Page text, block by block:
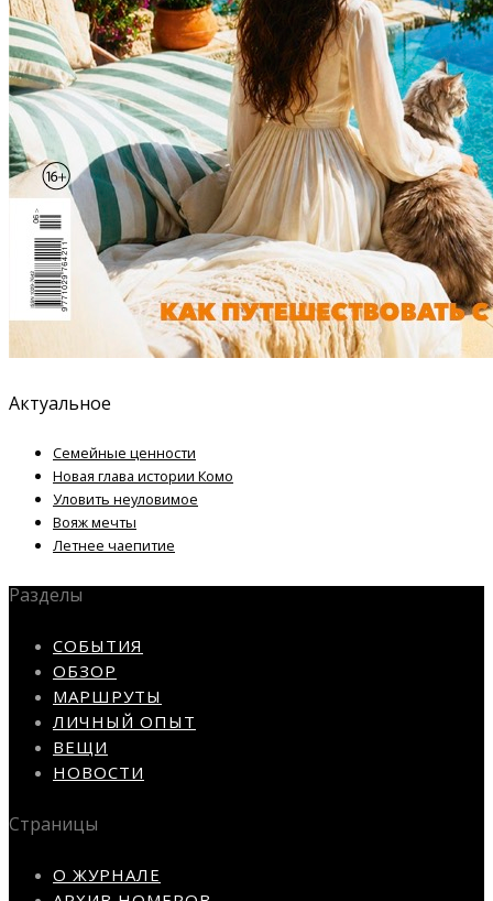
Актуальное
Семейные ценности
Новая глава истории Комо
Уловить неуловимое
Вояж мечты
Летнее чаепитие
Разделы
СОБЫТИЯ
ОБЗОР
МАРШРУТЫ
ЛИЧНЫЙ ОПЫТ
ВЕЩИ
НОВОСТИ
Страницы
О ЖУРНАЛЕ